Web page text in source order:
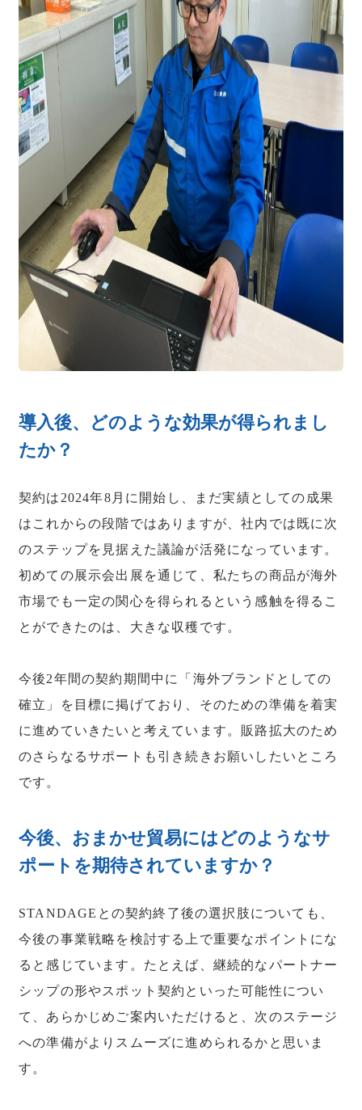
導入後、どのような効果が得られまし
たか？
契約は2024年8月に開始し、まだ実績としての成果
はこれからの段階ではありますが、社内では既に次
のステップを見据えた議論が活発になっています。
初めての展示会出展を通じて、私たちの商品が海外
市場でも一定の関心を得られるという感触を得るこ
とができたのは、大きな収穫です。
今後2年間の契約期間中に「海外ブランドとしての
確立」を目標に掲げており、そのための準備を着実
に進めていきたいと考えています。販路拡大のため
のさらなるサポートも引き続きお願いしたいところ
です。
今後、おまかせ貿易にはどのようなサ
ポートを期待されていますか？
STANDAGEとの契約終了後の選択肢についても、
今後の事業戦略を検討する上で重要なポイントにな
ると感じています。たとえば、継続的なパートナー
シップの形やスポット契約といった可能性につい
て、あらかじめご案内いただけると、次のステージ
への準備がよりスムーズに進められるかと思いま
す。